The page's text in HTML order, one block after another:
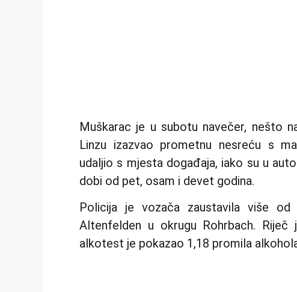
Muškarac je u subotu navečer, nešto
Linzu izazvao prometnu nesreću s
udaljio s mjesta događaja, iako su u
dobi od pet, osam i devet godina.
Policija je vozača zaustavila više
Altenfelden u okrugu Rohrbach. Riječ
alkotest je pokazao 1,18 promila